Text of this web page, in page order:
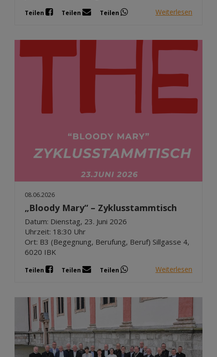
Teilen Teilen Teilen Weiterlesen
08.06.2026
„Bloody Mary“ – Zyklusstammtisch
Datum: Dienstag, 23. Juni 2026
Uhrzeit: 18:30 Uhr
Ort: B3 (Begegnung, Berufung, Beruf) Sillgasse 4,
6020 IBK
Teilen Teilen Teilen Weiterlesen